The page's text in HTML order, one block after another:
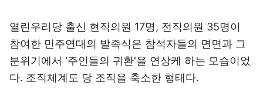
열린우리당 출신 현직의원 17명, 전직의원 35명이
참여한 민주연대의 발족식은 참석자들의 면면과 그
분위기에서 '주인들의 귀환'을 연상케 하는 모습이었
다. 조직체계도 당 조직을 축소한 형태다.